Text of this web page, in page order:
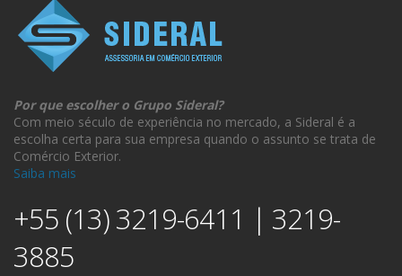
Por que escolher o Grupo Sideral?
Com meio século de experiência no mercado, a Sideral é a
escolha certa para sua empresa quando o assunto se trata de
Comércio Exterior.
Saiba mais
+55 (13) 3219-6411 | 3219-
3885